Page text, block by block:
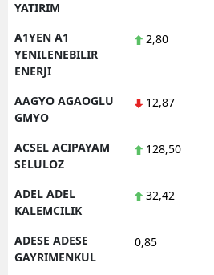
YATIRIM
A1YEN A1
YENILENEBILIR
ENERJI
2,80
AAGYO AGAOGLU
GMYO
12,87
ACSEL ACIPAYAM
SELULOZ
128,50
ADEL ADEL
KALEMCILIK
32,42
ADESE ADESE
GAYRIMENKUL
0,85